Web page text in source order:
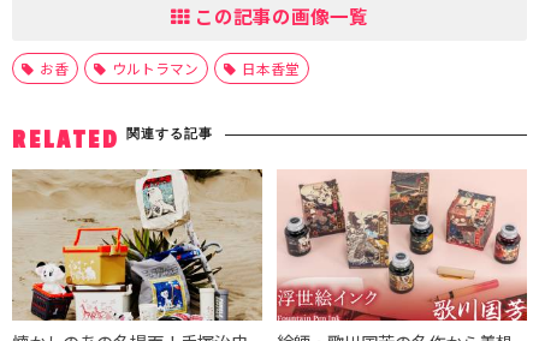
この記事の画像一覧
お香 ウルトラマン 日本香堂
RELATED 関連する記事